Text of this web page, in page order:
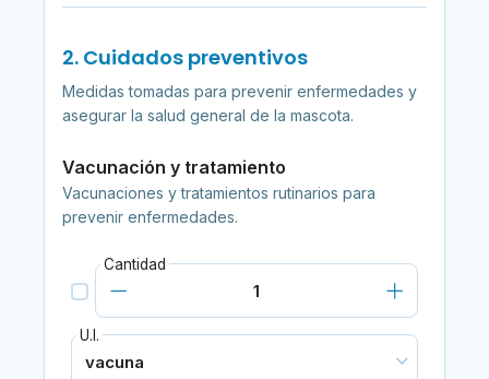
2. Cuidados preventivos
Medidas tomadas para prevenir enfermedades y
asegurar la salud general de la mascota.
Vacunación y tratamiento
Vacunaciones y tratamientos rutinarios para
prevenir enfermedades.
Cantidad
U.I.